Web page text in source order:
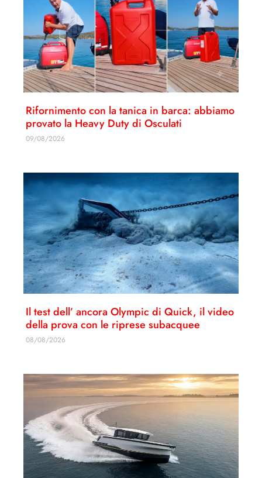
Rifornimento con la tanica in barca: abbiamo
provato la Heavy Duty di Osculati
09/08/2026
Il test dell’ ancora Olympic di Quick, il video
della prova con le riprese subacquee
08/08/2026